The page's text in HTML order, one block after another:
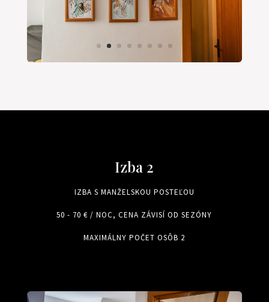
Izba 2
IZBA S MANŽELSKOU POSTEĽOU
50 - 70 € / NOC, CENA ZÁVISÍ OD SEZÓNY
MAXIMÁLNY POČET OSÔB 2